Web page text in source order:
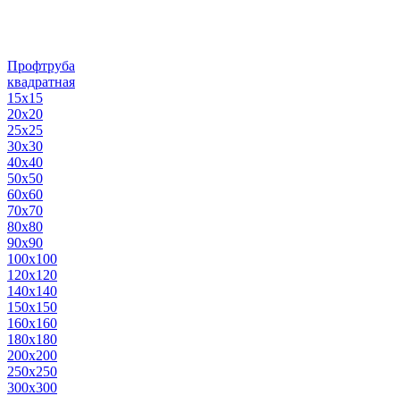
Профтруба
квадратная
15х15
20х20
25х25
30х30
40х40
50х50
60х60
70х70
80х80
90х90
100х100
120х120
140х140
150х150
160х160
180х180
200х200
250х250
300х300